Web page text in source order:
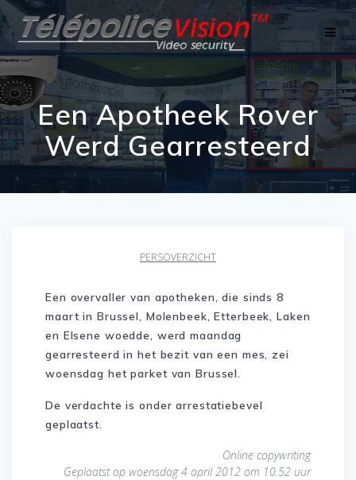
to
content
Een Apotheek Rover
Werd Gearresteerd
PERSOVERZICHT
Een overvaller van apotheken, die sinds 8
maart in Brussel, Molenbeek, Etterbeek, Laken
en Elsene woedde, werd maandag
gearresteerd in het bezit van een mes, zei
woensdag het parket van Brussel.
De verdachte is onder arrestatiebevel
geplaatst.
Online copywriting
Geplaatst op woensdag 4 april 2012 om 10.52 uur